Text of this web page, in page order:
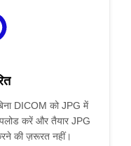
DICOM को JPG में
करें और तैयार JPG
की ज़रूरत नहीं।